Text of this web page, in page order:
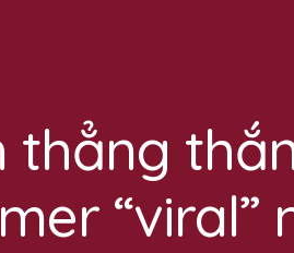
thẳng
“viral”